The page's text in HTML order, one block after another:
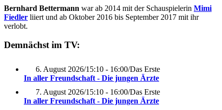
Bernhard Bettermann war ab 2014 mit der Schauspielerin Mimi
Fiedler liiert und ab Oktober 2016 bis September 2017 mit ihr
verlobt.
Demnächst im TV:
6. August 2026/15:10 - 16:00/Das Erste
In aller Freundschaft - Die jungen Ärzte
7. August 2026/15:10 - 16:00/Das Erste
In aller Freundschaft - Die jungen Ärzte